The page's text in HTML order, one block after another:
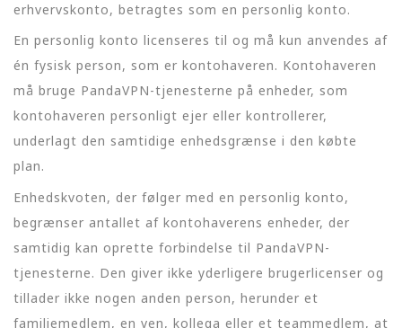
erhvervskonto, betragtes som en personlig konto.
En personlig konto licenseres til og må kun anvendes af
én fysisk person, som er kontohaveren. Kontohaveren
må bruge PandaVPN-tjenesterne på enheder, som
kontohaveren personligt ejer eller kontrollerer,
underlagt den samtidige enhedsgrænse i den købte
plan.
Enhedskvoten, der følger med en personlig konto,
begrænser antallet af kontohaverens enheder, der
samtidig kan oprette forbindelse til PandaVPN-
tjenesterne. Den giver ikke yderligere brugerlicenser og
tillader ikke nogen anden person, herunder et
familiemedlem, en ven, kollega eller et teammedlem, at